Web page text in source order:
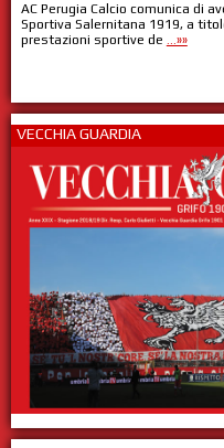
AC Perugia Calcio comunica di
Sportiva Salernitana 1919, a
prestazioni sportive de ...»»
VECCHIA GUARDIA